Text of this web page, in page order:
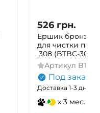
526 грн.
Ершик
для чистки
.308 (BTBC-30-
Артикул
Под заказ
Доставка 1-3 дня
x 3 мес.